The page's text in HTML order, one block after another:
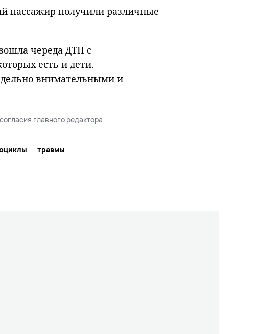
пассажир получили различные
череда ДТП с
есть и дети.
внимательными и
главного редактора
травмы